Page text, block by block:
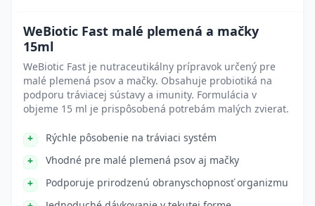
WeBiotic Fast malé plemená a mačky
15ml
WeBiotic Fast je nutraceutikálny prípravok určený pre
malé plemená psov a mačky. Obsahuje probiotiká na
podporu tráviacej sústavy a imunity. Formulácia v
objeme 15 ml je prispôsobená potrebám malých zvierat.
Rýchle pôsobenie na tráviaci systém
Vhodné pre malé plemená psov aj mačky
Podporuje prirodzenú obranyschopnosť organizmu